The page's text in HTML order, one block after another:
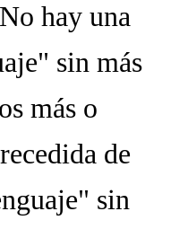
hay una
sin más
más o
de
sin